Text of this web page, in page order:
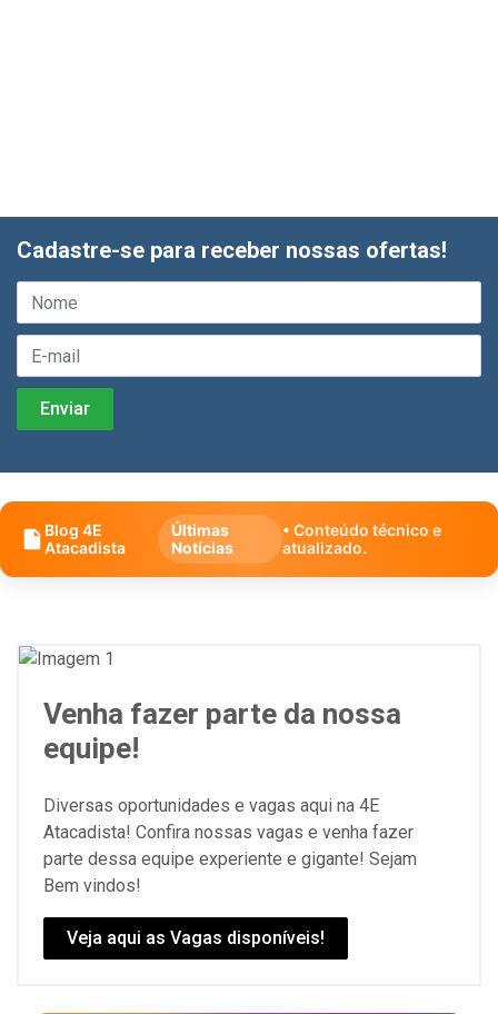
Cadastre-se para receber nossas ofertas!
Blog 4E
Atacadista
Últimas
Notícias
• Conteúdo técnico e
atualizado.
Venha fazer parte da nossa
equipe!
Diversas oportunidades e vagas aqui na 4E
Atacadista! Confira nossas vagas e venha fazer
parte dessa equipe experiente e gigante! Sejam
Bem vindos!
Veja aqui as Vagas disponíveis!